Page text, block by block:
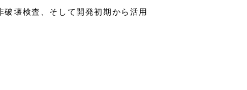
壊検査、そして開発初期から活用